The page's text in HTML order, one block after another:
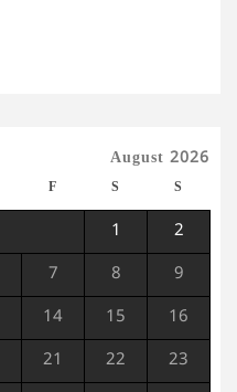
August 2026
F S S
1 2
7 8 9
14 15 16
21 22 23